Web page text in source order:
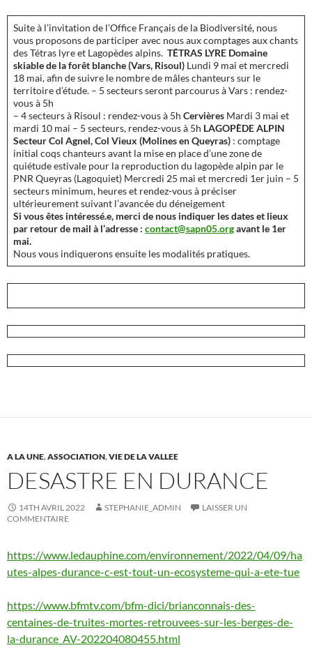
Suite à l’invitation de l’Office Français de la Biodiversité, nous
vous proposons de participer avec nous aux comptages aux chants
des Tétras lyre et Lagopèdes alpins. TÉTRAS LYRE Domaine
skiable de la forêt blanche (Vars, Risoul) Lundi 9 mai et mercredi
18 mai, afin de suivre le nombre de mâles chanteurs sur le
territoire d’étude. – 5 secteurs seront parcourus à Vars : rendez-
vous à 5h
– 4 secteurs à Risoul : rendez-vous à 5h Cervières Mardi 3 mai et
mardi 10 mai – 5 secteurs, rendez-vous à 5h LAGOPÈDE ALPIN
Secteur Col Agnel, Col Vieux (Molines en Queyras) : comptage
initial coqs chanteurs avant la mise en place d’une zone de
quiétude estivale pour la reproduction du lagopède alpin par le
PNR Queyras (Lagoquiet) Mercredi 25 mai et mercredi 1er juin – 5
secteurs minimum, heures et rendez-vous à préciser
ultérieurement suivant l’avancée du déneigement
Si vous êtes intéressé.e, merci de nous indiquer les dates et lieux
par retour de mail à l’adresse : contact@sapn05.orgavant le 1er
mai.
Nous vous indiquerons ensuite les modalités pratiques.
A LA UNE,ASSOCIATION,VIE DE LA VALLEE
DESASTRE EN DURANCE
14TH AVRIL 2022 STEPHANIE_ADMIN
LAISSER UN
COMMENTAIRE
https://www.ledauphine.com/environnement/2022/04/09/ha
utes-alpes-durance-c-est-tout-un-ecosysteme-qui-a-ete-tue
https://www.bfmtv.com/bfm-dici/brianconnais-des-
centaines-de-truites-mortes-retrouvees-sur-les-berges-de-
la-durance_AV-202204080455.html